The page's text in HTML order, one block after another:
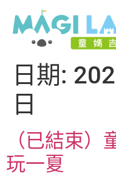
日期:
日
（已結束
玩一夏